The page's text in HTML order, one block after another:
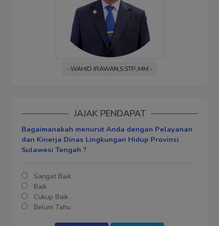
- WAHID IRAWAN,S.STP.,MM -
JAJAK PENDAPAT
Bagaimanakah menurut Anda dengan Pelayanan
dan Kinerja Dinas Lingkungan Hidup Provinsi
Sulawesi Tengah ?
Sangat Baik
Baik
Cukup Baik
Belum Tahu